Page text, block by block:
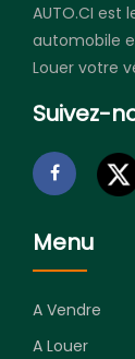
AUTO.CI est
automobile
Louer votre
Suivez-
Menu
A Vendre
A Louer